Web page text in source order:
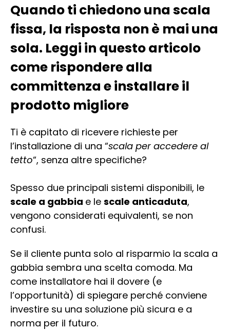
Quando ti chiedono una scala
fissa, la risposta non è mai una
sola. Leggi in questo articolo
come rispondere alla
committenza e installare il
prodotto migliore
Ti è capitato di ricevere richieste per
l’installazione di una “scala per accedere al
tetto“, senza altre specifiche?
Spesso due principali sistemi disponibili, le
scale a gabbia e le scale anticaduta,
vengono considerati equivalenti, se non
confusi.
Se il cliente punta solo al risparmio la scala a
gabbia sembra una scelta comoda. Ma
come installatore hai il dovere (e
l’opportunità) di spiegare perché conviene
investire su una soluzione più sicura e a
norma per il futuro.